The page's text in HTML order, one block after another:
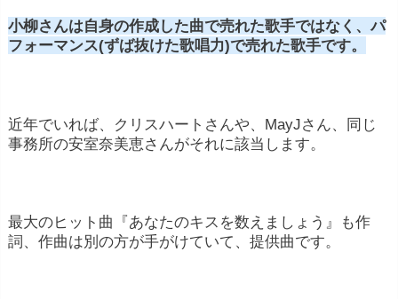
小柳さんは自身の作成した曲で売れた歌手ではなく、パ
フォーマンス(ずば抜けた歌唱力)で売れた歌手です。
近年でいれば、クリスハートさんや、MayJさん、同じ
事務所の安室奈美恵さんがそれに該当します。
最大のヒット曲『あなたのキスを数えましょう』も作
詞、作曲は別の方が手がけていて、提供曲です。